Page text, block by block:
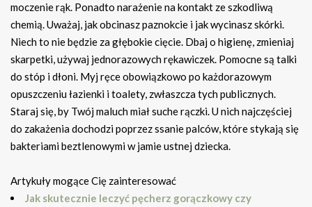
moczenie rąk. Ponadto narażenie na kontakt ze szkodliwą
chemią. Uważaj, jak obcinasz paznokcie i jak wycinasz skórki.
Niech to nie będzie za głębokie cięcie. Dbaj o higienę, zmieniaj
skarpetki, używaj jednorazowych rękawiczek. Pomocne są talki
do stóp i dłoni. Myj ręce obowiązkowo po każdorazowym
opuszczeniu łazienki i toalety, zwłaszcza tych publicznych.
Staraj się, by Twój maluch miał suche rączki. U nich najczęściej
do zakażenia dochodzi poprzez ssanie palców, które stykają się
bakteriami beztlenowymi w jamie ustnej dziecka.
Artykuły mogące Cię zainteresować
Jak skutecznie leczyć pęcherz gorączkowy czy